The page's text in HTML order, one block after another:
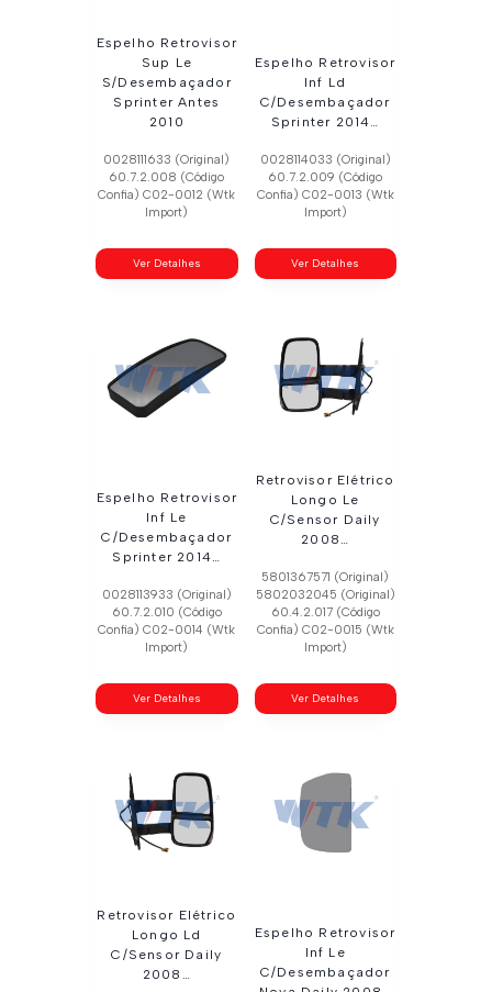
Espelho Retrovisor
Sup Le
S/Desembaçador
Sprinter Antes
2010
0028111633 (Original)
60.7.2.008 (Código
Confia) C02-0012 (Wtk
Import)
Ver Detalhes
Espelho Retrovisor
Inf Ld
C/Desembaçador
Sprinter 2014…
0028114033 (Original)
60.7.2.009 (Código
Confia) C02-0013 (Wtk
Import)
Ver Detalhes
Espelho Retrovisor
Inf Le
C/Desembaçador
Sprinter 2014…
0028113933 (Original)
60.7.2.010 (Código
Confia) C02-0014 (Wtk
Import)
Ver Detalhes
Retrovisor Elétrico
Longo Le
C/Sensor Daily
2008…
5801367571 (Original)
5802032045 (Original)
60.4.2.017 (Código
Confia) C02-0015 (Wtk
Import)
Ver Detalhes
Retrovisor Elétrico
Longo Ld
C/Sensor Daily
2008…
Espelho Retrovisor
Inf Le
C/Desembaçador